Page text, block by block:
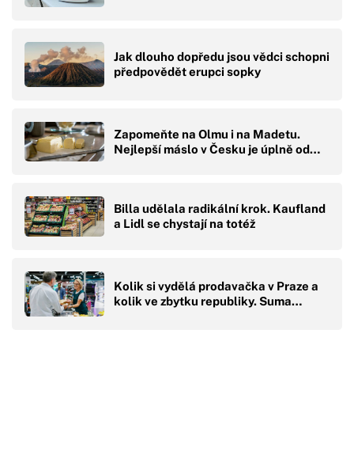
Jak dlouho dopředu jsou vědci schopni
předpovědět erupci sopky
Zapomeňte na Olmu i na Madetu.
Nejlepší máslo v Česku je úplně od…
Billa udělala radikální krok. Kaufland
a Lidl se chystají na totéž
Kolik si vydělá prodavačka v Praze a
kolik ve zbytku republiky. Suma…